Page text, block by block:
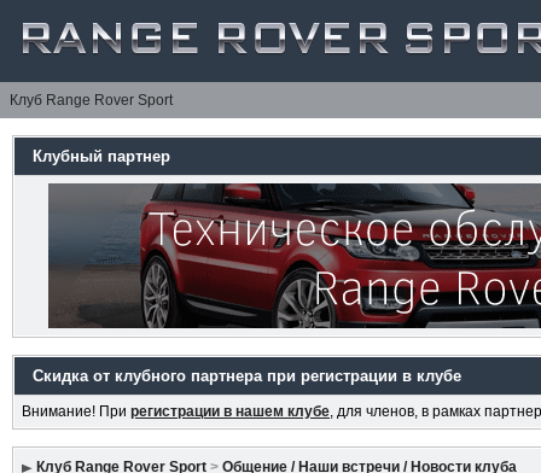
Клуб Range Rover Sport
Клубный партнер
Скидка от клубного партнера при регистрации в клубе
Внимание! При регистрации в нашем клубе, для членов, в рамках
Клуб Range Rover Sport > Общение / Наши встречи / Новости клуба